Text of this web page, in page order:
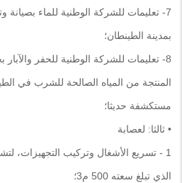
7- تعليمات للشركة الوطنية للماء بصيانة
بمدينة الطينطان؛
8- تعليمات للشركة الوطنية للحفر والآبار
المنتجة من المياه الصالحة للشرب في
مستكشفة حديثا؛
• ثالثا: لعصابة
1 - تسريع الأشغال وتركيب التجهيزات،
الذي تبلغ سعته 500 م3؛